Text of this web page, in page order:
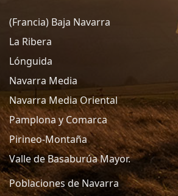
(Francia) Baja Navarra
La Ribera
Lónguida
Navarra Media
Navarra Media Oriental
Pamplona y Comarca
Pirineo-Montaña
Valle de Basaburúa Mayor.
Poblaciones de Navarra